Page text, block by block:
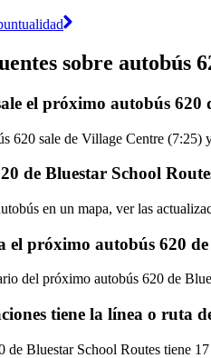
sobre autobús
el próximo autobús 620
620 sale de Village Centre (7:25)
de Bluestar School
en un mapa, ver las
el próximo autobús 620
del próximo autobús 620 de
tiene la línea o ruta
de Bluestar School Routes tiene 17